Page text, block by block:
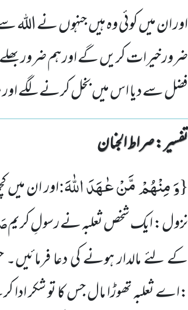
اور ان میں کوئی وہ ہیں جنہوں نے اللہ
ضرور خیرات کریں گے اور ہم ضرور
فضل سے دیا اس میں بخل کرنے لگے اور
تفسیر : ‎صراط الجنان
{وَ مِنْهُمْ مَّنْ عٰهَدَ اللّٰهَ:اور ان میں
نزول: ایک شخص ثعلبہ نے رسولِ کریم
کے لئے مالدار ہونے کی دعا فرمائیں۔
:اے ثعلبہ تھوڑا مال جس کا تو شکر